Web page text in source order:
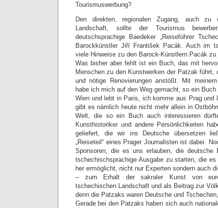
Tourismuswerbung?
Den direkten, regionalen Zugang, auch zu
Landschaft, sollte der Tourismus
deutschsprachige Baedeker „Reiseführer
Barockkünstler Jiří František Pacák. Auch im
viele Hinweise zu den Barock-Künstlern Pacák zu
Was bisher aber fehlt ist ein Buch, das mit
Menschen zu den Kunstwerken der Patzak führt,
und nötige Renovierungen anstößt. Mit
habe ich mich auf den Weg gemacht, so ein
Wien und lebt in Paris, ich komme aus Prag und
gibt es nämlich heute nicht mehr allein in
Welt, die so ein Buch auch interessieren
Kunsthistoriker und andere Persönlichkeiten
geliefert, die wir ins Deutsche übersetzen
„Reiseteil“ eines Prager Journalisten ist dabei.
Sponsoren, die es uns erlauben, die deutsche
tschechischsprachige Ausgabe zu starten, die
her ermöglicht, nicht nur Experten sondern auch
– zum Erhalt der sakraler Kunst von
tschechischen Landschaft und als Beitrag zur
denn die Patzaks waren Deutsche und
Gerade bei den Patzaks haben sich auch